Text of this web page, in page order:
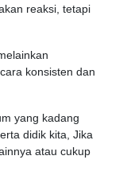
reaksi, tetapi
konsisten dan
yang kadang
didik kita, Jika
atau cukup